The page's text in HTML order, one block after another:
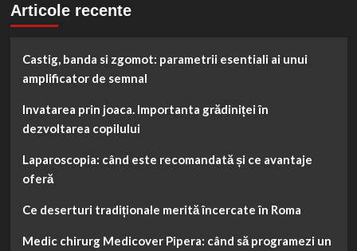
Articole recente
Castig, banda si zgomot: parametrii esentiali ai unui
amplificator de semnal
Invatarea prin joaca. Importanta grădiniței în
dezvoltarea copilului
Laparoscopia: când este recomandată și ce avantaje
oferă
Ce deserturi tradiționale merită încercate în Roma
Medic chirurg Medicover Pipera: când să programezi un